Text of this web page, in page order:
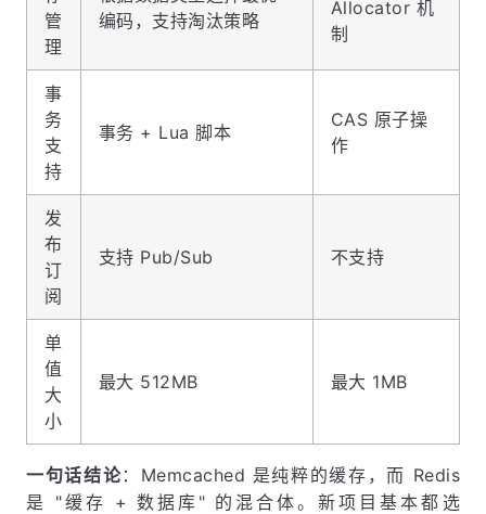
管
理
编码，支持淘汰策略
Allocator 机
制
事
务
支
持
事务 + Lua 脚本
CAS 原子操
作
发
布
订
阅
支持 Pub/Sub 不支持
单
值
大
小
最大 512MB 最大 1MB
一句话结论：Memcached 是纯粹的缓存，而 Redis
是 "缓存 + 数据库" 的混合体。新项目基本都选